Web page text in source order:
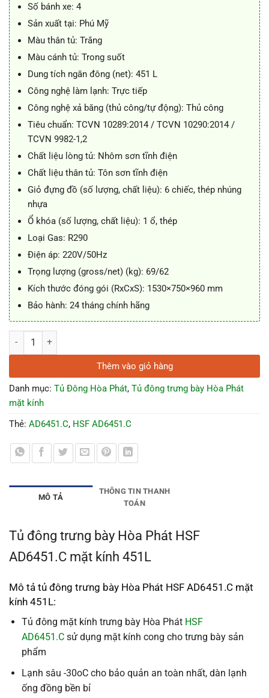
Số bánh xe: 4
Sản xuất tại: Phú Mỹ
Màu thân tủ: Trắng
Màu cánh tủ: Trong suốt
Dung tích ngăn đông (net): 451 L
Công nghệ làm lạnh: Trực tiếp
Công nghệ xả băng (thủ công/tự động): Thủ công
Tiêu chuẩn: TCVN 10289:2014 / TCVN 10290:2014 /
TCVN 9982-1,2
Chất liệu lòng tủ: Nhôm sơn tĩnh điện
Chất liệu thân tủ: Tôn sơn tĩnh điện
Giỏ đựng đồ (số lượng, chất liệu): 6 chiếc, thép nhúng
nhựa
Ổ khóa (số lượng, chất liệu): 1 ổ, thép
Loại Gas: R290
Điện áp: 220V/50Hz
Trọng lượng (gross/net) (kg): 69/62
Kích thước đóng gói (RxCxS): 1530×750×960 mm
Bảo hành: 24 tháng chính hãng
Tủ đông trưng bày Hòa Phát HSF AD6451.C mặt kính 451L số lượng
Thêm vào giỏ hàng
Danh mục: Tủ Đông Hòa Phát, Tủ đông trưng bày Hòa Phát
mặt kính
Thẻ: AD6451.C, HSF AD6451.C
MÔ TẢ
THÔNG TIN THANH
TOÁN
Tủ đông trưng bày Hòa Phát HSF
AD6451.C mặt kính 451L
Mô tả tủ đông trưng bày Hòa Phát HSF AD6451.C mặt
kính 451L:
Tủ đông mặt kính trưng bày Hòa Phát HSF
AD6451.Csử dụng mặt kính cong cho trưng bày sản
phẩm
Lạnh sâu -30oC cho bảo quản an toàn nhất, dàn lạnh
ống đồng bền bỉ